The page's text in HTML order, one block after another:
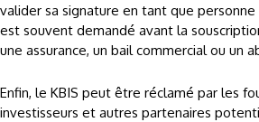
valider sa signature en tant que
est souvent demandé avant la
une assurance, un bail commercial ou un
Enfin, le KBIS peut être réclamé par les
investisseurs et autres partenaires